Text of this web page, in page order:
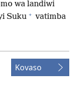
wa landiwi
Suku + vatimba
Kovaso